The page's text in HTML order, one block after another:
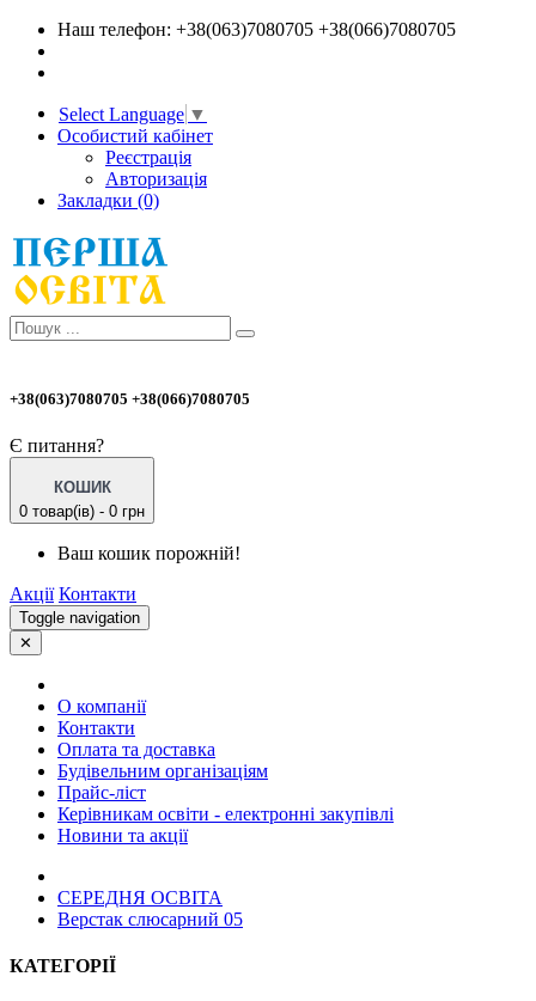
Наш телефон: +38(063)7080705 +38(066)7080705
Select Language ▼
Особистий кабінет
Реєстрація
Авторизація
Закладки (0)
+38(063)7080705 +38(066)7080705
Є питання?
КОШИК
0 товар(ів) - 0 грн
Ваш кошик порожній!
Акції Контакти
Toggle navigation
✕
О компанії
Контакти
Оплата та доставка
Будівельним організаціям
Прайс-ліст
Керівникам освіти - електронні закупівлі
Новини та акції
СЕРЕДНЯ ОСВIТА
Верстак слюсарний 05
КАТЕГОРІЇ